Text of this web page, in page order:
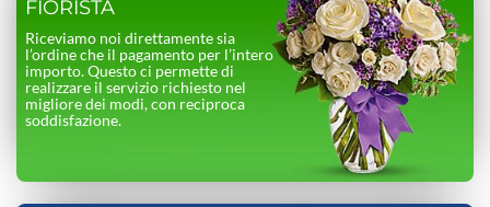
FIORISTA
Riceviamo noi direttamente sia
l’ordine che il pagamento per l’intero
importo. Questo ci permette di
realizzare il servizio richiesto nel
migliore dei modi, con reciproca
soddisfazione.